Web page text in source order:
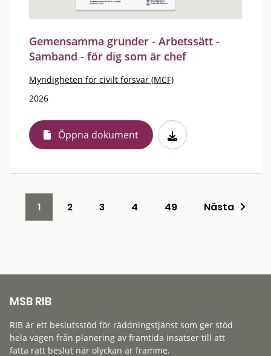
Gemensamma grunder - Arbetssätt -
Samband - för dig som är chef
Myndigheten för civilt försvar (MCF)
2026
Öppna dokument
1 2 3 4 49 Nästa
MSB RIB
RIB är ett beslutsstöd för räddningstjänst som ger stöd
hela vägen från planering av framtida insatser till att
fatta rätt beslut när olyckan är framme.